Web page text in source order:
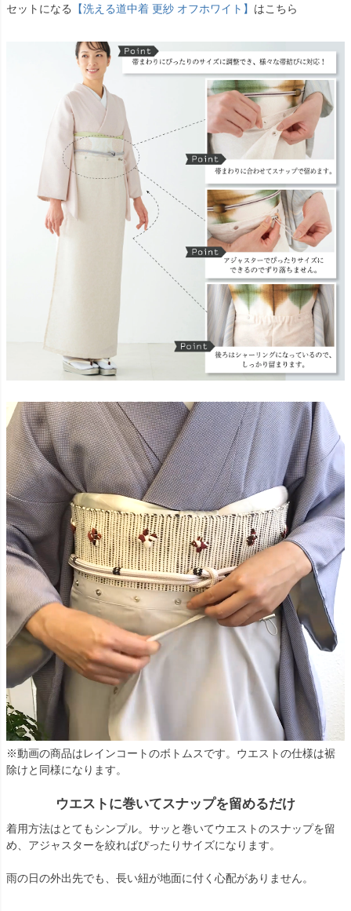
セットになる 【洗える道中着 更紗 オフホワイト】 はこちら
※動画の商品はレインコートのボトムスです。ウエストの仕様は裾
除けと同様になります。
ウエストに巻いてスナップを留めるだけ
着用方法はとてもシンプル。サッと巻いてウエストのスナップを留
め、アジャスターを絞ればぴったりサイズになります。
雨の日の外出先でも、長い紐が地面に付く心配がありません。